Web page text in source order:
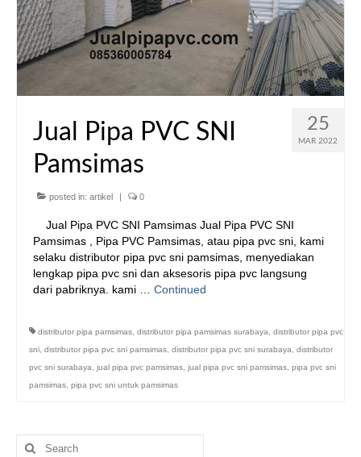
25
MAR 2022
Jual Pipa PVC SNI
Pamsimas
posted in: artikel | 0
Jual Pipa PVC SNI Pamsimas Jual Pipa PVC SNI
Pamsimas , Pipa PVC Pamsimas, atau pipa pvc sni, kami
selaku distributor pipa pvc sni pamsimas, menyediakan
lengkap pipa pvc sni dan aksesoris pipa pvc langsung
dari pabriknya. kami … Continued
distributor pipa pamsimas distributor pipa pamsimas surabaya
distributor pipa pvc
sni distributor pipa pvc sni pamsimas distributor pipa pvc sni surabaya
distributor
pvc sni surabaya
jual pipa pvc pamsimas jual pipa pvc sni pamsimas pipa pvc sni
pamsimas pipa pvc sni untuk pamsimas
Search